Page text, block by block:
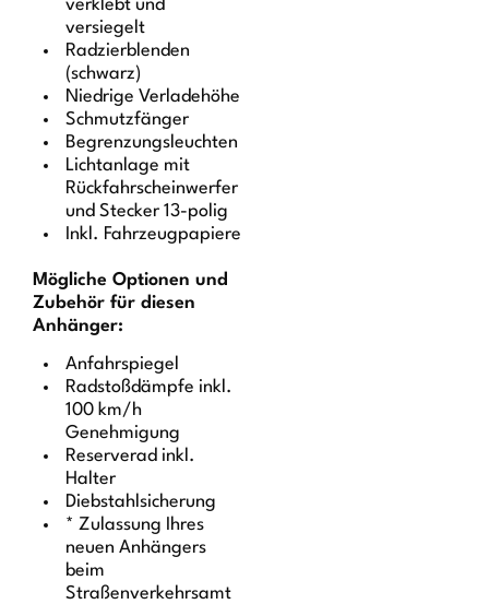
verklebt und
versiegelt
Radzierblenden
(schwarz)
Niedrige Verladehöhe
Schmutzfänger
Begrenzungsleuchten
Lichtanlage mit
Rückfahrscheinwerfer
und Stecker 13-polig
Inkl. Fahrzeugpapiere
Mögliche Optionen und
Zubehör für diesen
Anhänger:
Anfahrspiegel
Radstoßdämpfe inkl.
100 km/h
Genehmigung
Reserverad inkl.
Halter
Diebstahlsicherung
*Zulassung Ihres
neuen Anhängers
beim
Straßenverkehrsamt